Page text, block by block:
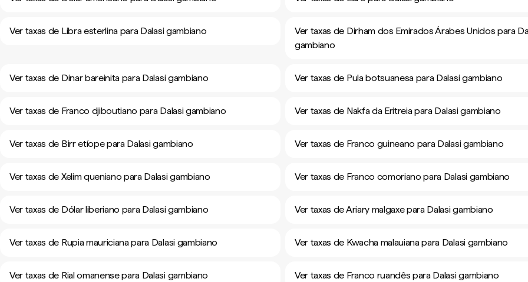
Ver taxas de Libra esterlina para Dalasi gambiano
Ver taxas de Dirham dos Emirados Árabes Unidos para
gambiano
Ver taxas de Dinar bareinita para Dalasi gambiano Ver taxas de Pula botsuanesa para Dalasi gambiano
Ver taxas de Franco djiboutiano para Dalasi gambiano Ver taxas de Nakfa da Eritreia para Dalasi gambiano
Ver taxas de Birr etíope para Dalasi gambiano Ver taxas de Franco guineano para Dalasi gambiano
Ver taxas de Xelim queniano para Dalasi gambiano Ver taxas de Franco comoriano para Dalasi gambiano
Ver taxas de Dólar liberiano para Dalasi gambiano Ver taxas de Ariary malgaxe para Dalasi gambiano
Ver taxas de Rupia mauriciana para Dalasi gambiano Ver taxas de Kwacha malauiana para Dalasi gambiano
Ver taxas de Rial omanense para Dalasi gambiano Ver taxas de Franco ruandês para Dalasi gambiano